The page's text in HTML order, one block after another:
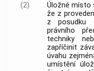
(2)
Úložné místo
že z
z posudku
právního
techniky
zapříčinit
úvahu
umístění